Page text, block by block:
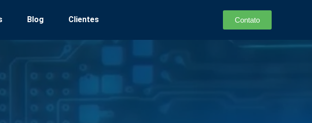
Blog Clientes Contato